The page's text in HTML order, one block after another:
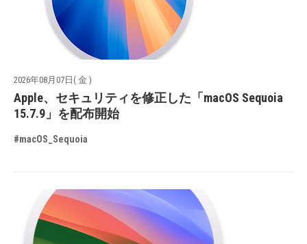
2026年08月07日( 金 )
Apple、セキュリティを修正した「macOS Sequoia
15.7.9」を配布開始
#macOS_Sequoia